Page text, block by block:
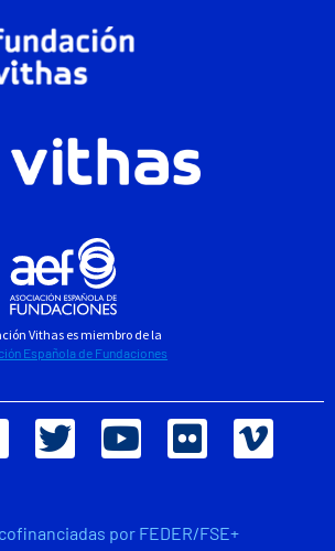
Vithas es miembro de la
Española de Fundaciones
por FEDER/FSE+